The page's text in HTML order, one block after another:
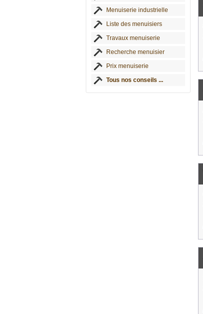
Menuiserie industrielle
Liste des menuisiers
Travaux menuiserie
Recherche menuisier
Prix menuiserie
Tous nos conseils ...